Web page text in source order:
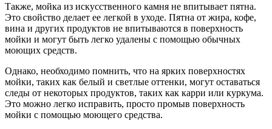
Также, мойка из искусственного камня не впитывает пятна.
Это свойство делает ее легкой в уходе. Пятна от жира, кофе,
вина и других продуктов не впитываются в поверхность
мойки и могут быть легко удалены с помощью обычных
моющих средств.
Однако, необходимо помнить, что на ярких поверхностях
мойки, таких как белый и светлые оттенки, могут оставаться
следы от некоторых продуктов, таких как карри или куркума.
Это можно легко исправить, просто промыв поверхность
мойки с помощью моющего средства.